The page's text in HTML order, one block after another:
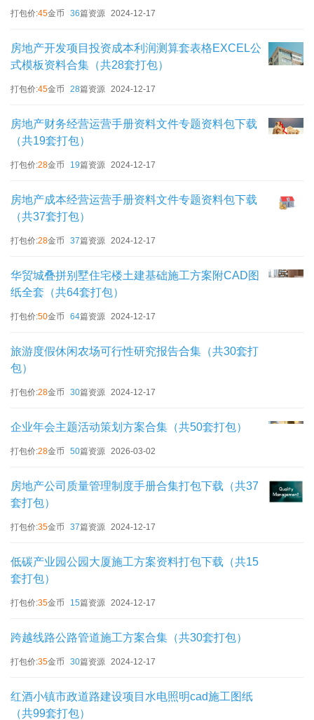
打包价:45金币 36篇资源 2024-12-17
房地产开发项目投资成本利润测算套表格EXCEL公
式模板资料合集（共28套打包）
打包价:45金币 28篇资源 2024-12-17
房地产财务经营运营手册资料文件专题资料包下载
（共19套打包）
打包价:28金币 19篇资源 2024-12-17
房地产成本经营运营手册资料文件专题资料包下载
（共37套打包）
打包价:28金币 37篇资源 2024-12-17
华贸城叠拼别墅住宅楼土建基础施工方案附CAD图
纸全套（共64套打包）
打包价:50金币 64篇资源 2024-12-17
旅游度假休闲农场可行性研究报告合集（共30套打
包）
打包价:28金币 30篇资源 2024-12-17
企业年会主题活动策划方案合集（共50套打包）
打包价:28金币 50篇资源 2026-03-02
房地产公司质量管理制度手册合集打包下载（共37
套打包）
打包价:35金币 37篇资源 2024-12-17
低碳产业园公园大厦施工方案资料打包下载（共15
套打包）
打包价:35金币 15篇资源 2024-12-17
跨越线路公路管道施工方案合集（共30套打包）
打包价:35金币 30篇资源 2024-12-17
红酒小镇市政道路建设项目水电照明cad施工图纸
（共99套打包）